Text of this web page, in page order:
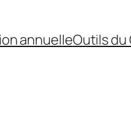
annuelleOutils du